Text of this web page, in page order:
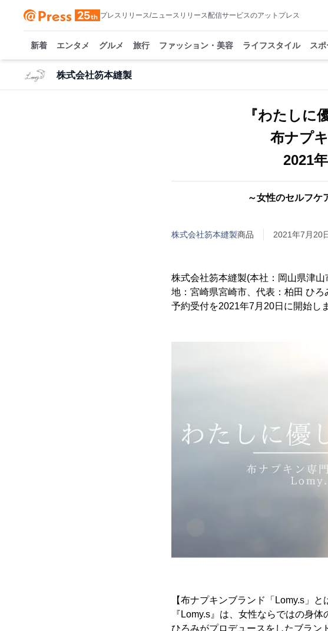
プレスリリース/ニュースリリース配信サービスのアットプレス
新着 エンタメ グルメ 旅行 ファッション・美容 ライフスタイル ス
株式会社笏本縫製
『わたしに
布ナプ
2021
～女性のセルフケ
株式会社笏本縫製商品 2021年7月20
株式会社笏本縫製(本社：岡山県津
地：宮崎県宮崎市、代表：柏田 ひ
予約受付を2021年7月20日に開始し
【布ナプキンブランド「Lomy.s」と
『Lomy.s』は、女性ならではの身
ひろみがプロデュースをしたブラン